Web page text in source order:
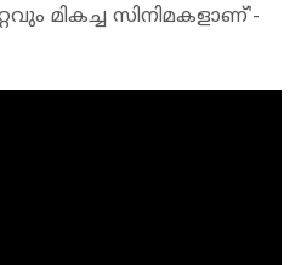
മികച്ച സിനിമകളാണ്'-